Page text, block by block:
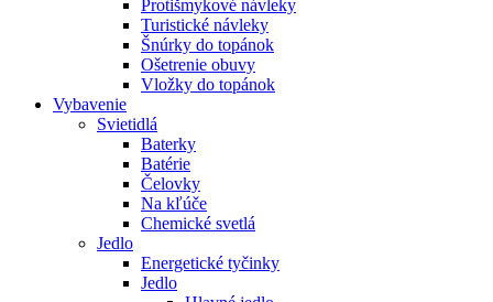
Protišmykové návleky
Turistické návleky
Šnúrky do topánok
Ošetrenie obuvy
Vložky do topánok
Vybavenie
Svietidlá
Baterky
Batérie
Čelovky
Na kľúče
Chemické svetlá
Jedlo
Energetické tyčinky
Jedlo